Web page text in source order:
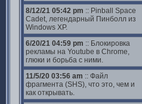
8/12/21 05:42 pm :: Pinball Space
Cadet, легендарный Пинболл из
Windows XP.
6/20/21 04:59 pm :: Блокировка
рекламы на Youtube в Chrome,
глюки и борьба с ними.
11/5/20 03:56 am :: Файл
фрагмента (SHS), что это, чем и
как открывать.